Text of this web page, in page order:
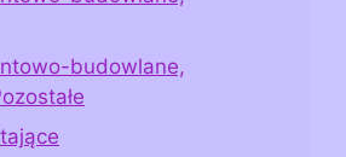
budowlane,